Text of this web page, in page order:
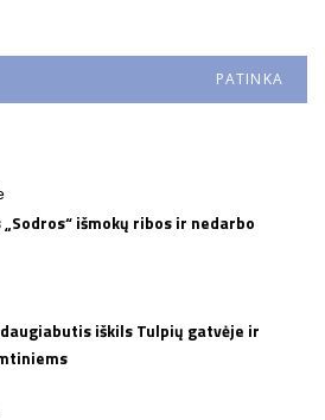
PATINKA
išmokų ribos ir nedarbo
iškils Tulpių gatvėje ir